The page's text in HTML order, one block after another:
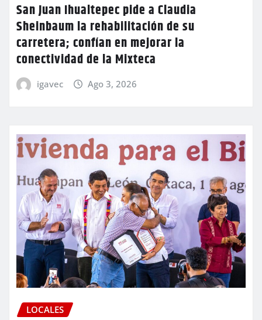
San Juan Ihualtepec pide a Claudia
Sheinbaum la rehabilitación de su
carretera; confían en mejorar la
conectividad de la Mixteca
igavec Ago 3, 2026
LOCALES